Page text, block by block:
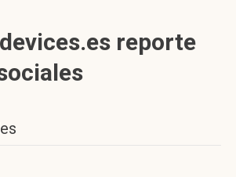
reporte